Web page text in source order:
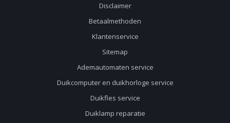
Disclaimer
Betaalmethoden
Klantenservice
Sitemap
Ademautomaten service
Duikcomputer en duikhorloge service
Duikfles service
Duiklamp reparatie